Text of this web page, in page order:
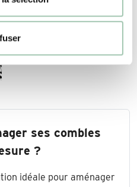
ses combles
?
idéale pour aménager